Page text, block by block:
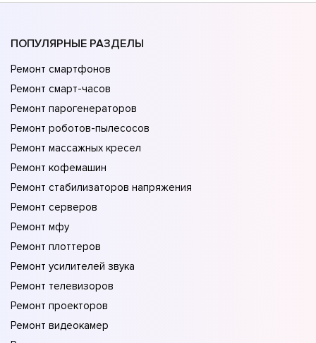
ПОПУЛЯРНЫЕ РАЗДЕЛЫ
Ремонт смартфонов
Ремонт смарт-часов
Ремонт парогенераторов
Ремонт роботов-пылесосов
Ремонт массажных кресел
Ремонт кофемашин
Ремонт стабилизаторов напряжения
Ремонт серверов
Ремонт мфу
Ремонт плоттеров
Ремонт усилителей звука
Ремонт телевизоров
Ремонт проекторов
Ремонт видеокамер